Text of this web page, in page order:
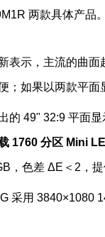
两款具体产品。
表示，主流的曲面
；如果以两款平面
的 49" 32:9 平面显
1760 分区 Mini
，色差 ΔE＜2，
采用 3840×1080